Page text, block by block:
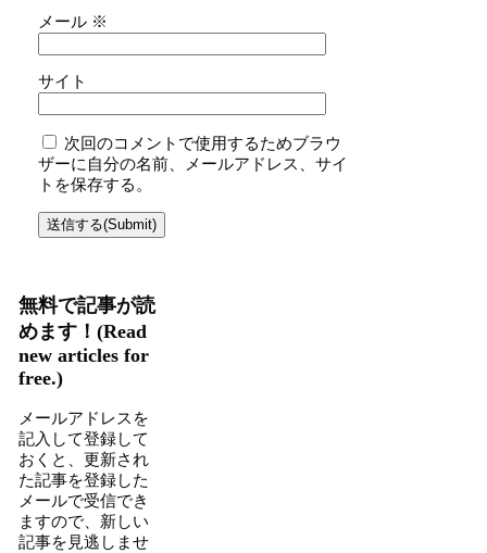
メール ※
サイト
次回のコメントで使用するためブラウ
ザーに自分の名前、メールアドレス、サイ
トを保存する。
無料で記事が読
めます！(Read
new articles for
free.)
メールアドレスを
記入して登録して
おくと、更新され
た記事を登録した
メールで受信でき
ますので、新しい
記事を見逃しませ